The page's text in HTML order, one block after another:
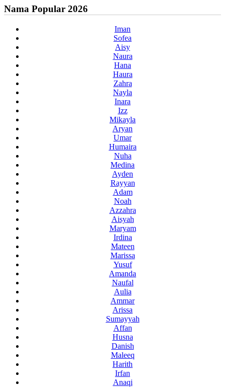
Nama Popular 2026
Iman
Sofea
Aisy
Naura
Hana
Haura
Zahra
Nayla
Inara
Izz
Mikayla
Aryan
Umar
Humaira
Nuha
Medina
Ayden
Rayyan
Adam
Noah
Azzahra
Aisyah
Maryam
Irdina
Mateen
Marissa
Yusuf
Amanda
Naufal
Aulia
Ammar
Arissa
Sumayyah
Affan
Husna
Danish
Maleeq
Harith
Irfan
Anaqi